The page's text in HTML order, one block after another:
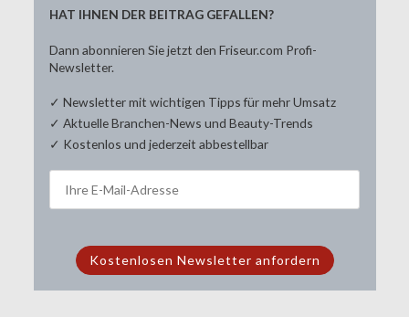
HAT IHNEN DER BEITRAG GEFALLEN?
Dann abonnieren Sie jetzt den Friseur.com Profi-
Newsletter.
✓ Newsletter mit wichtigen Tipps für mehr Umsatz
✓ Aktuelle Branchen-News und Beauty-Trends
✓ Kostenlos und jederzeit abbestellbar